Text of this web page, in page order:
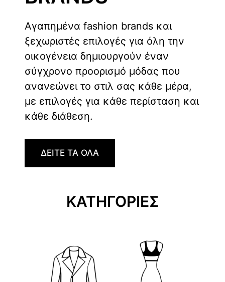
Αγαπημένα fashion brands και
ξεχωριστές επιλογές για όλη την
οικογένεια δημιουργούν έναν
σύγχρονο προορισμό μόδας που
ανανεώνει το στιλ σας κάθε μέρα,
με επιλογές για κάθε περίσταση και
κάθε διάθεση.
ΔΕΙΤΕ ΤΑ ΟΛΑ
ΚΑΤΗΓΟΡΙΕΣ